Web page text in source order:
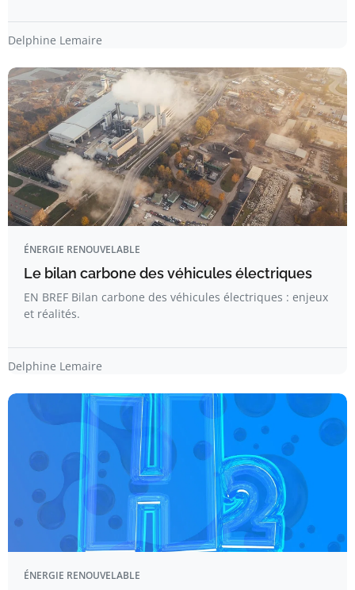
Delphine Lemaire
ÉNERGIE RENOUVELABLE
Le bilan carbone des véhicules électriques
EN BREF Bilan carbone des véhicules électriques : enjeux
et réalités.
Delphine Lemaire
ÉNERGIE RENOUVELABLE